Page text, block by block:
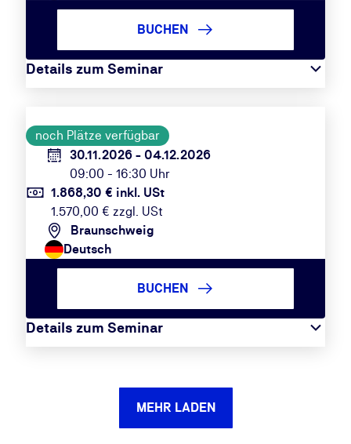
Details zum Seminar
BUCHEN
noch Plätze verfügbar
30.11.2026 - 04.12.2026
09:00 - 16:30 Uhr
1.868,30 € inkl. USt
1.570,00 € zzgl. USt
Braunschweig
Deutsch
Details zum Seminar
BUCHEN
MEHR LADEN